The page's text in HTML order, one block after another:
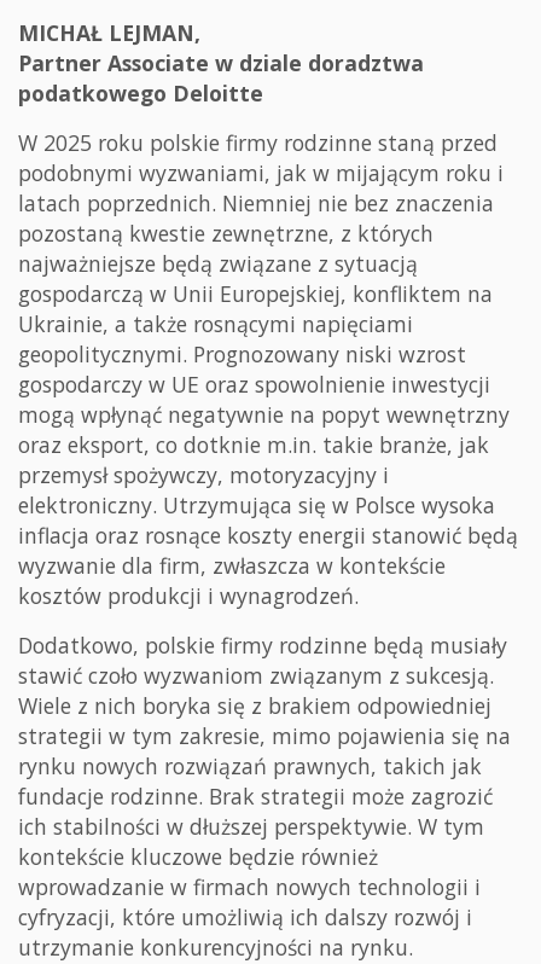
MICHAŁ LEJMAN,
Partner Associate w dziale doradztwa
podatkowego Deloitte
W 2025 roku polskie firmy rodzinne staną przed
podobnymi wyzwaniami, jak w mijającym roku i
latach poprzednich. Niemniej nie bez znaczenia
pozostaną kwestie zewnętrzne, z których
najważniejsze będą związane z sytuacją
gospodarczą w Unii Europejskiej, konfliktem na
Ukrainie, a także rosnącymi napięciami
geopolitycznymi. Prognozowany niski wzrost
gospodarczy w UE oraz spowolnienie inwestycji
mogą wpłynąć negatywnie na popyt wewnętrzny
oraz eksport, co dotknie m.in. takie branże, jak
przemysł spożywczy, motoryzacyjny i
elektroniczny. Utrzymująca się w Polsce wysoka
inflacja oraz rosnące koszty energii stanowić będą
wyzwanie dla firm, zwłaszcza w kontekście
kosztów produkcji i wynagrodzeń.
Dodatkowo, polskie firmy rodzinne będą musiały
stawić czoło wyzwaniom związanym z sukcesją.
Wiele z nich boryka się z brakiem odpowiedniej
strategii w tym zakresie, mimo pojawienia się na
rynku nowych rozwiązań prawnych, takich jak
fundacje rodzinne. Brak strategii może zagrozić
ich stabilności w dłuższej perspektywie. W tym
kontekście kluczowe będzie również
wprowadzanie w firmach nowych technologii i
cyfryzacji, które umożliwią ich dalszy rozwój i
utrzymanie konkurencyjności na rynku.